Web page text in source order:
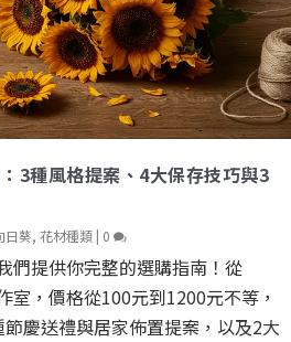
3種風格提案、4大保存技巧與3
日葵, 花材種類 | 0
們提供你完整的選購指南！從
，價格從100元到1200元不等，
慶送禮與居家佈置提案，以及2大